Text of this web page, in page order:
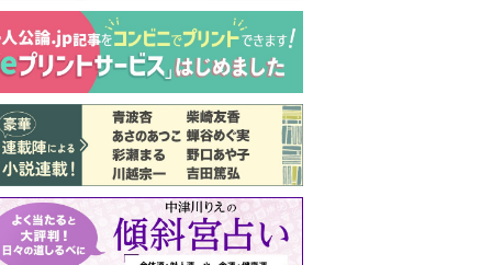
モンダイ
最新号
バックナンバー
注目トピ
結婚1か月で離婚を決めました。本当に
よかったのでしょうか